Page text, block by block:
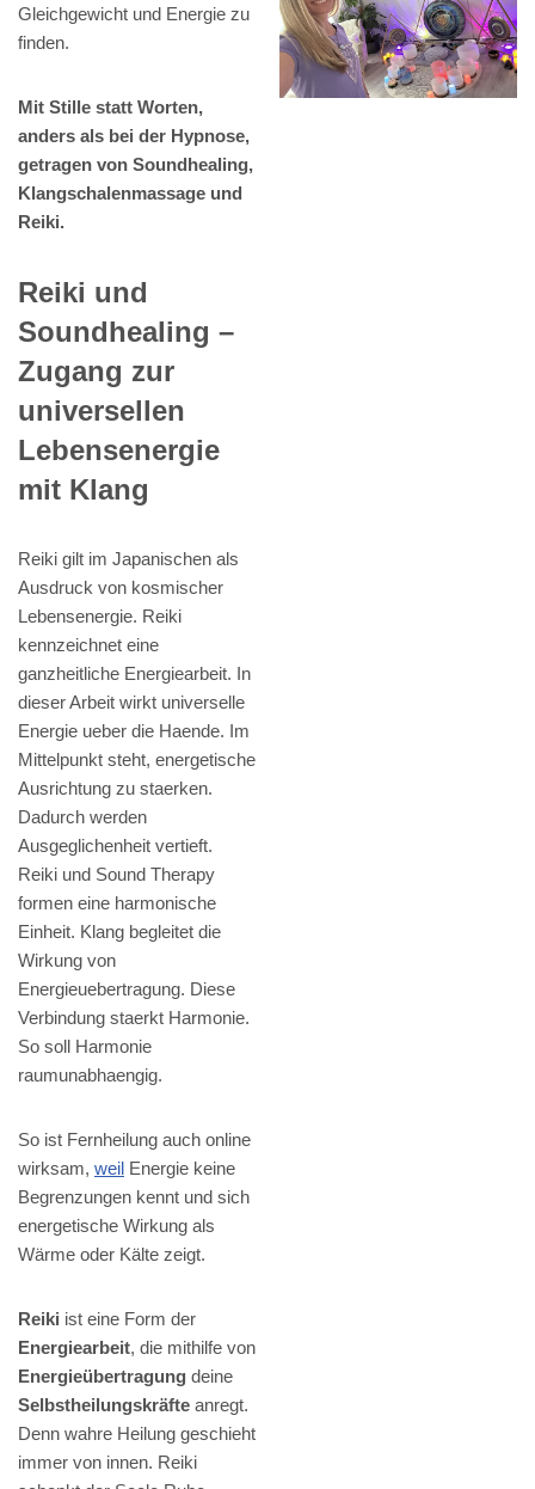
Gleichgewicht und Energie zu
finden.
Mit Stille statt Worten,
anders als bei der Hypnose,
getragen von Soundhealing,
Klangschalenmassage und
Reiki.
Reiki und
Soundhealing –
Zugang zur
universellen
Lebensenergie
mit Klang
Reiki gilt im Japanischen als
Ausdruck von kosmischer
Lebensenergie. Reiki
kennzeichnet eine
ganzheitliche Energiearbeit. In
dieser Arbeit wirkt universelle
Energie ueber die Haende. Im
Mittelpunkt steht, energetische
Ausrichtung zu staerken.
Dadurch werden
Ausgeglichenheit vertieft.
Reiki und Sound Therapy
formen eine harmonische
Einheit. Klang begleitet die
Wirkung von
Energieuebertragung. Diese
Verbindung staerkt Harmonie.
So soll Harmonie
raumunabhaengig.
So ist Fernheilung auch online
wirksam, weil Energie keine
Begrenzungen kennt und sich
energetische Wirkung als
Wärme oder Kälte zeigt.
Reiki ist eine Form der
Energiearbeit, die mithilfe von
Energieübertragung deine
Selbstheilungskräfte anregt.
Denn wahre Heilung geschieht
immer von innen. Reiki